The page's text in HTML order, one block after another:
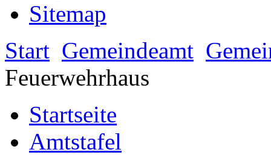
Sitemap
Start Gemeindeamt
Feuerwehrhaus
Startseite
Amtstafel